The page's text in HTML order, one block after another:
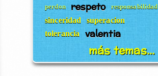
perdon respeto responsabilidad
sinceridad
superacion
tolerancia
valentia
más temas...